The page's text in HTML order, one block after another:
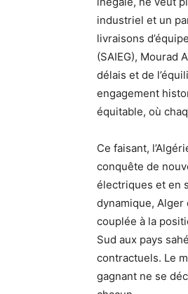
industriel et un
livraisons
(SAIEG), Mourad
délais et de
engagement
équitable, où
Ce faisant,
conquête de
électriques et en
dynamique, Alger
couplée à la
Sud aux pays
contractuels. Le
gagnant ne se